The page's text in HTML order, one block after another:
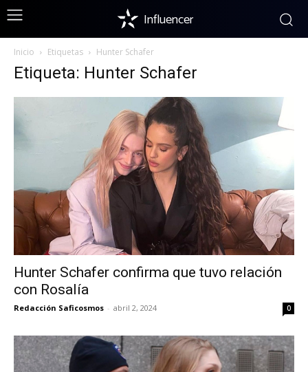
Influencer
Inicio Etiquetas Hunter Schafer
Etiqueta: Hunter Schafer
Hunter Schafer confirma que tuvo relación
con Rosalía
Redacción Saficosmos - abril 2, 2024 0